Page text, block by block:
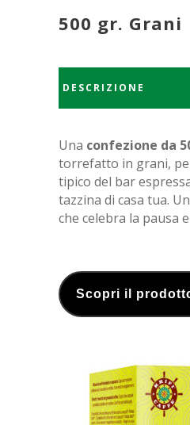
500 gr. Grani
DESCRIZIONE
Una confezione da
torrefatto in grani,
tipico del bar
tazzina di casa tua.
che celebra la pausa
Scopri il